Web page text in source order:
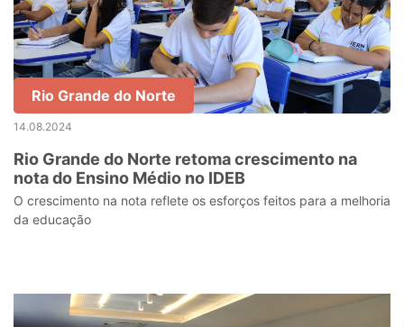
Rio Grande do Norte
14.08.2024
Rio Grande do Norte retoma crescimento na
nota do Ensino Médio no IDEB
O crescimento na nota reflete os esforços feitos para a melhoria
da educação